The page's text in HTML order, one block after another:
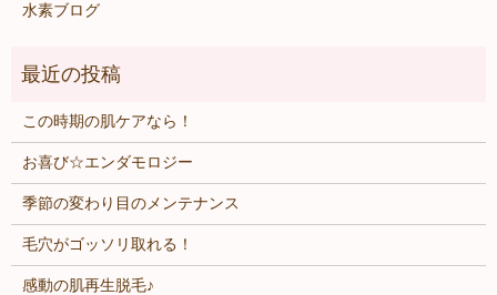
水素ブログ
この時期の肌ケアなら！
お喜び☆エンダモロジー
季節の変わり目のメンテナンス
毛穴がゴッソリ取れる！
感動の肌再生脱毛♪